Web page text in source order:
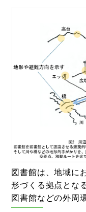
図書館は、地域に
形づくる拠点とな
図書館などの外周